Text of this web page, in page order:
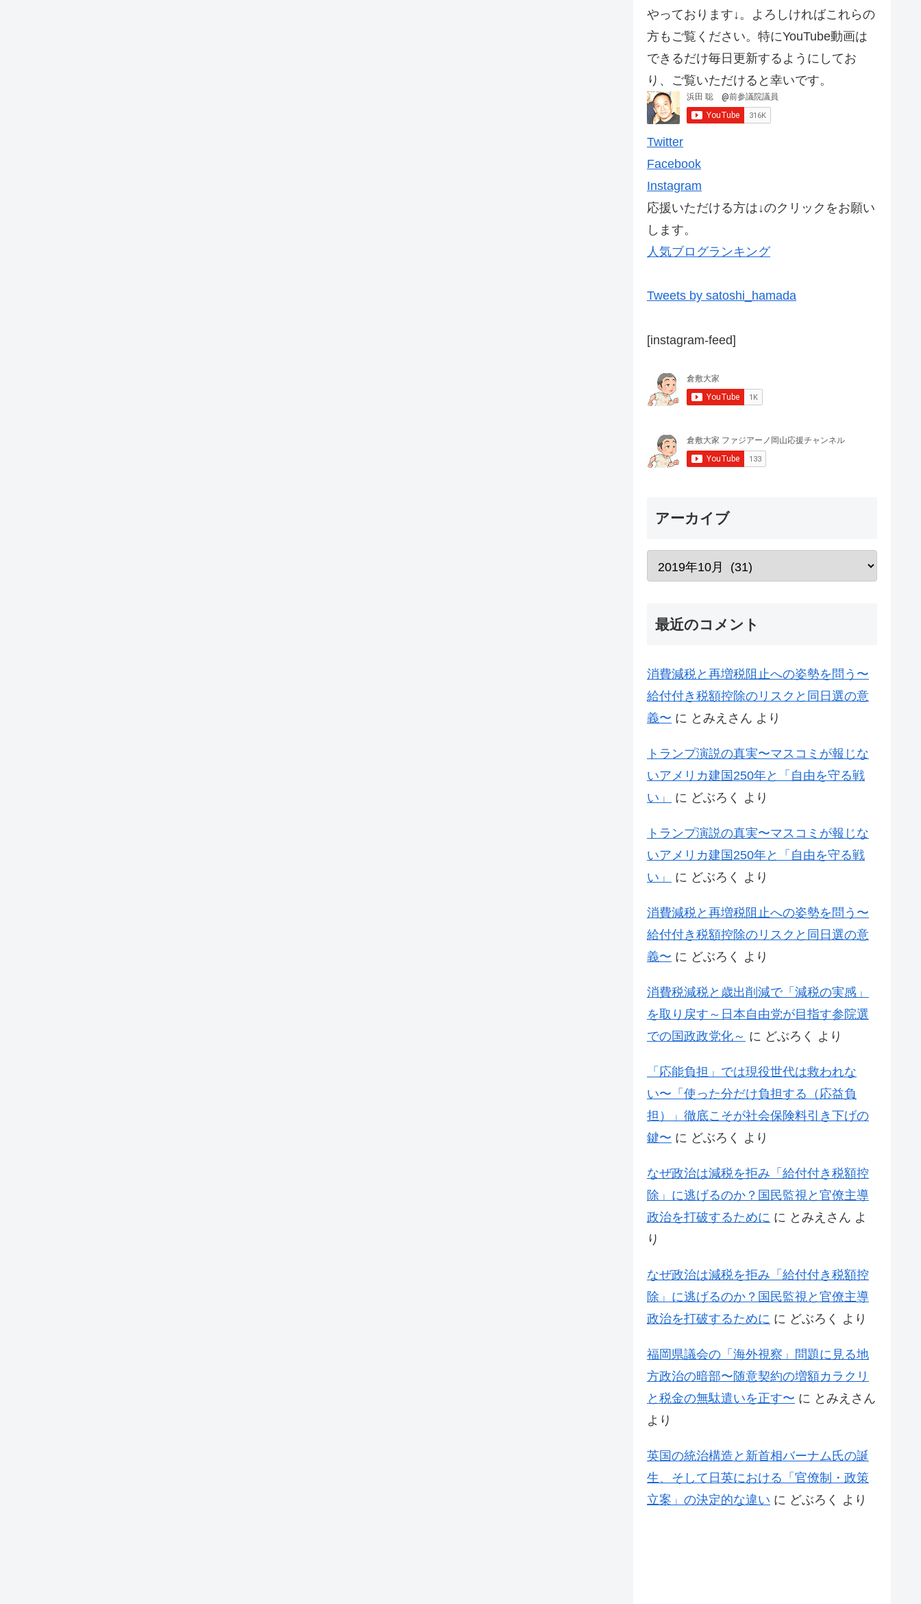
やっております↓。よろしければこれらの
方もご覧ください。特にYouTube動画は
できるだけ毎日更新するようにしてお
り、ご覧いただけると幸いです。
Twitter
Facebook
Instagram
応援いただける方は↓のクリックをお願い
します。
人気ブログランキング
Tweets by satoshi_hamada
[instagram-feed]
アーカイブ
最近のコメント
消費減税と再増税阻止への姿勢を問う〜
給付付き税額控除のリスクと同日選の意
義〜 に とみえさん より
トランプ演説の真実〜マスコミが報じな
いアメリカ建国250年と「自由を守る戦
い」
に どぶろく より
トランプ演説の真実〜マスコミが報じな
いアメリカ建国250年と「自由を守る戦
い」
に どぶろく より
消費減税と再増税阻止への姿勢を問う〜
給付付き税額控除のリスクと同日選の意
義〜 に どぶろく より
消費税減税と歳出削減で「減税の実感」
を取り戻す～日本自由党が目指す参院選
での国政政党化～ に どぶろく より
「応能負担」では現役世代は救われな
い〜「使った分だけ負担する（応益負
担）」徹底こそが社会保険料引き下げの
鍵〜 に どぶろく より
なぜ政治は減税を拒み「給付付き税額控
除」に逃げるのか？国民監視と官僚主導
政治を打破するために に とみえさん よ
り
なぜ政治は減税を拒み「給付付き税額控
除」に逃げるのか？国民監視と官僚主導
政治を打破するために に どぶろく より
福岡県議会の「海外視察」問題に見る地
方政治の暗部〜随意契約の増額カラクリ
と税金の無駄遣いを正す〜 に とみえさん
より
英国の統治構造と新首相バーナム氏の誕
生、そして日英における「官僚制・政策
立案」の決定的な違い に どぶろく より